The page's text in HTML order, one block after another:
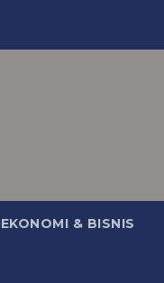
EKONOMI & BISNIS